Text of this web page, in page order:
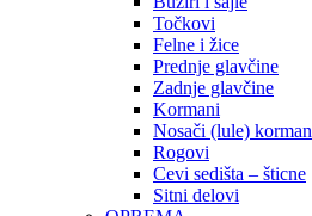
Točkovi
Felne i žice
Prednje glavčine
Zadnje glavčine
Kormani
Nosači (lule)
Rogovi
Cevi sedišta – šticne
Sitni delovi